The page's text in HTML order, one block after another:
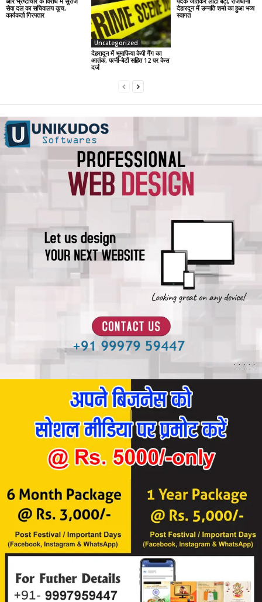
सेवा दल का सचिवालय कूच,
कार्यकर्ता गिरफ्तार
Uncategorized
देहरादून में भूमाफिया केपी गैंग का
आतंक, पत्नी-बेटों सहित 12 पर केस
दर्ज
देहारदून में उन्नति शर्मा का हुआ भव्य
स्वागत